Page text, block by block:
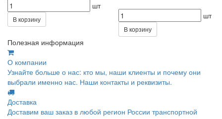
шт
В корзину шт
В корзину
Полезная информация
О компании
Узнайте больше о нас: кто мы, наши клиенты и почему они
выбрали именно нас. Наши контакты и реквизиты.
Доставка
Доставим ваш заказ в любой регион России транспортной